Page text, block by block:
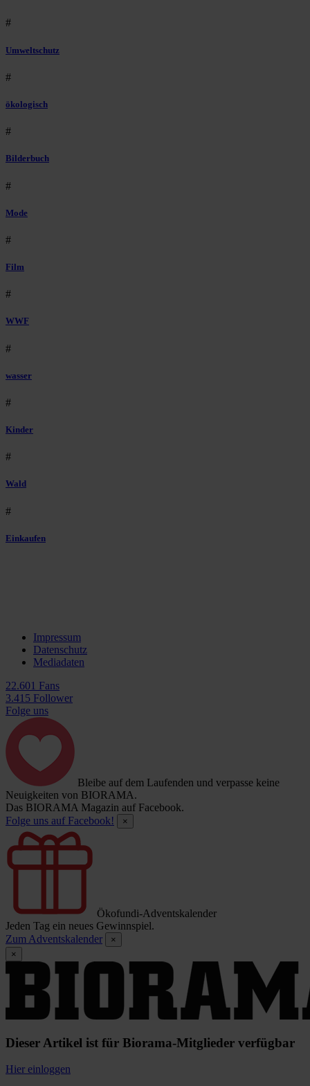
#
Umweltschutz
#
ökologisch
#
Bilderbuch
#
Mode
#
Film
#
WWF
#
wasser
#
Kinder
#
Wald
#
Einkaufen
Impressum
Datenschutz
Mediadaten
22.601 Fans
3.415 Follower
Folge uns
Bleibe auf dem Laufenden und verpasse keine
Neuigkeiten von BIORAMA.
Das BIORAMA Magazin auf Facebook.
Folge uns auf Facebook!
×
Ökofundi-Adventskalender
Jeden Tag ein neues Gewinnspiel.
Zum Adventskalender
×
×
Dieser Artikel ist für Biorama-Mitglieder verfügbar
Hier einloggen